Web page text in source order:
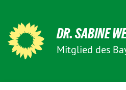
DR. SABINE
Mitglied des